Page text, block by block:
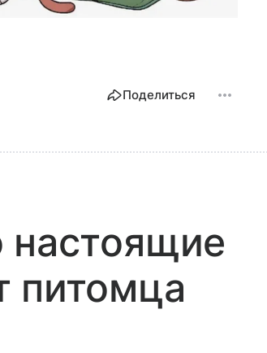
Поделиться
настоящие
питомца